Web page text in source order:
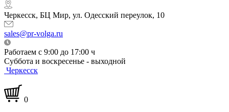
Черкесск, БЦ Мир, ул. Одесский переулок, 10
sales@pr-volga.ru
Работаем с 9:00 до 17:00 ч
Суббота и воскресенье - выходной
Черкесск
0